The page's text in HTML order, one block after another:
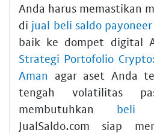
Anda harus memastikan
di jual beli saldo payoneer
baik ke dompet digital
Strategi Portofolio
Aman agar aset Anda
tengah volatilitas
membutuhkan beli
JualSaldo.com siap